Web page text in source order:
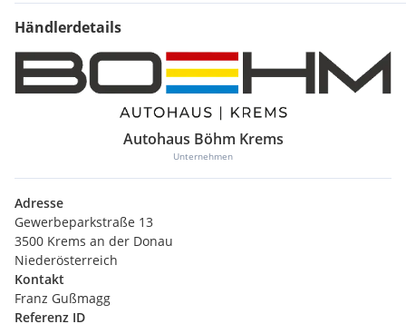
Händlerdetails
Autohaus Böhm Krems
Unternehmen
Adresse
Gewerbeparkstraße 13
3500 Krems an der Donau
Niederösterreich
Kontakt
Franz Gußmagg
Referenz ID